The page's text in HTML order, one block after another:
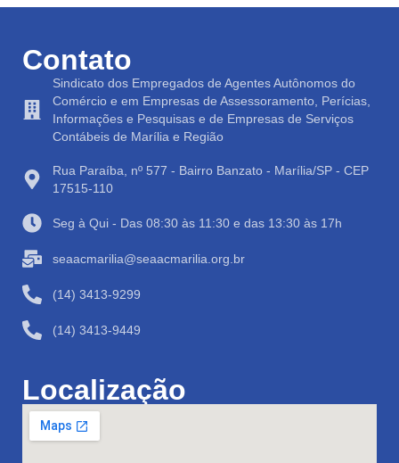
Contato
Sindicato dos Empregados de Agentes Autônomos do
Comércio e em Empresas de Assessoramento, Perícias,
Informações e Pesquisas e de Empresas de Serviços
Contábeis de Marília e Região
Rua Paraíba, nº 577 - Bairro Banzato - Marília/SP - CEP
17515-110
Seg à Qui - Das 08:30 às 11:30 e das 13:30 às 17h
seaacmarilia@seaacmarilia.org.br
(14) 3413-9299
(14) 3413-9449
Localização